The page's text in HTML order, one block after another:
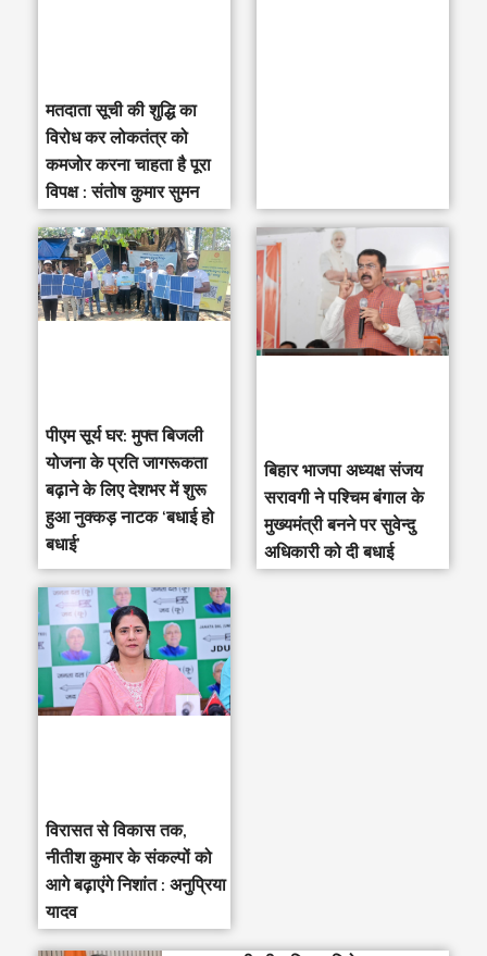
मतदाता सूची की शुद्धि का
विरोध कर लोकतंत्र को
कमजोर करना चाहता है पूरा
विपक्ष : संतोष कुमार सुमन
पीएम सूर्य घर: मुफ्त बिजली
योजना के प्रति जागरूकता
बढ़ाने के लिए देशभर में शुरू
हुआ नुक्कड़ नाटक ‘बधाई हो
बधाई’
‎बिहार भाजपा अध्यक्ष संजय
सरावगी ने पश्चिम बंगाल के
मुख्यमंत्री बनने पर सुवेन्दु
अधिकारी को दी बधाई
विरासत से विकास तक,
नीतीश कुमार के संकल्पों को
आगे बढ़ाएंगे निशांत : अनुप्रिया
यादव